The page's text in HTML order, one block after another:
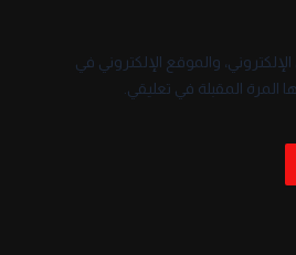
والموقع الإلكتروني في
المرة المقبلة في تعليقي.